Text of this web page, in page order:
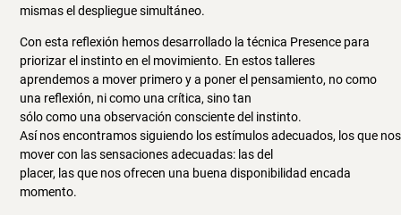
mismas el despliegue simultáneo.
Con esta reflexión hemos desarrollado la técnica Presence para
priorizar el instinto en el movimiento. En estos talleres
aprendemos a mover primero y a poner el pensamiento, no como
una reflexión, ni como una crítica, sino tan
sólo como una observación consciente del instinto.
Así nos encontramos siguiendo los estímulos adecuados, los que
mover con las sensaciones adecuadas: las del
placer, las que nos ofrecen una buena disponibilidad encada
momento.